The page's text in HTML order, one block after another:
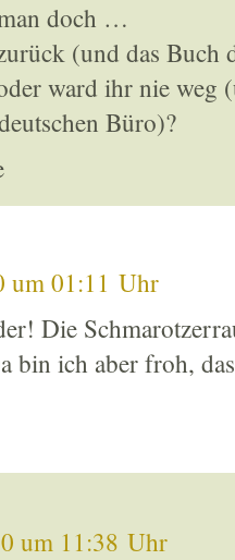
doch …
(und das Buch
ward ihr nie
Büro)?
um 01:11 Uhr
Die
bin ich aber froh,
um 11:38 Uhr